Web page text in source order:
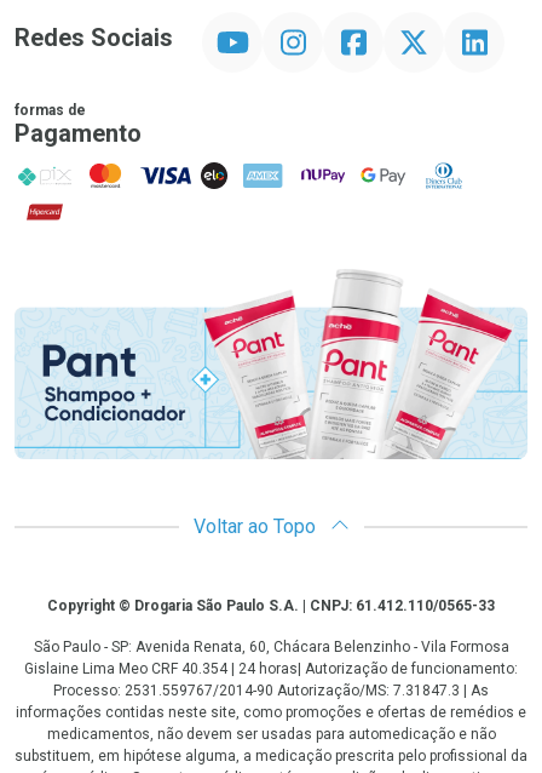
Redes Sociais InstagramFacebookTwitter Linkedin
formas de
Pagamento
PIX MasterCard
VISA ELO AMEX NuPay Google PayDiners Club
Hipercard
Promoção em Destaque
Voltar ao Topo
CopyrightCopyright © Drogaria São Paulo S.A. | CNPJ: 61.412.110/0565-33
São Paulo - SP: Avenida Renata, 60, Chácara Belenzinho - Vila Formosa
Gislaine Lima Meo CRF 40.354 | 24 horas| Autorização de funcionamento:
Processo: 2531.559767/2014-90 Autorização/MS: 7.31847.3 | As
informações contidas neste site, como promoções e ofertas de remédios e
medicamentos, não devem ser usadas para automedicação e não
substituem, em hipótese alguma, a medicação prescrita pelo profissional da